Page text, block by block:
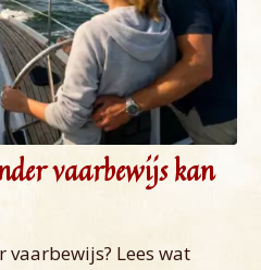
vaarbewijs kan
vaarbewijs? Lees wat